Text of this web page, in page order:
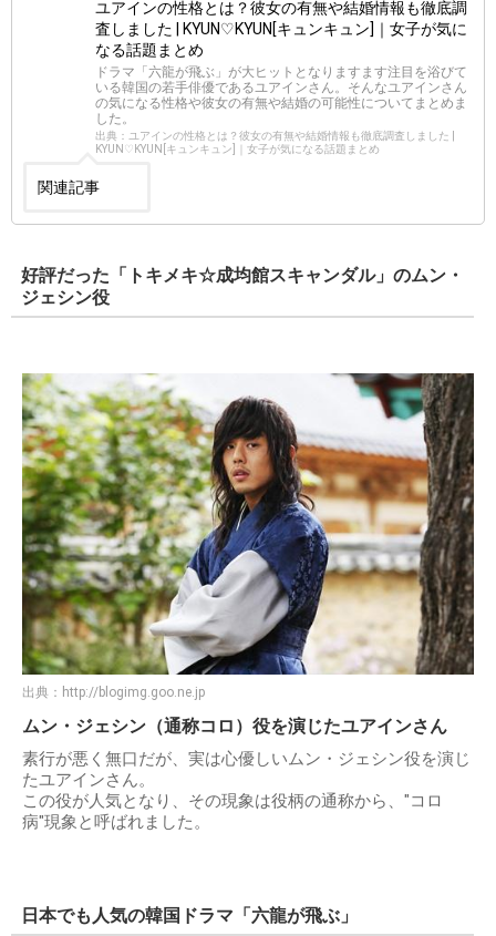
ユアインの性格とは？彼女の有無や結婚情報も徹底調
査しました | KYUN♡KYUN[キュンキュン]｜女子が気に
なる話題まとめ
ドラマ「六龍が飛ぶ」が大ヒットとなりますます注目を浴びて
いる韓国の若手俳優であるユアインさん。そんなユアインさん
の気になる性格や彼女の有無や結婚の可能性についてまとめま
した。
出典：ユアインの性格とは？彼女の有無や結婚情報も徹底調査しました |
KYUN♡KYUN[キュンキュン]｜女子が気になる話題まとめ
関連記事
好評だった「トキメキ☆成均館スキャンダル」のムン・
ジェシン役
出典： http://blogimg.goo.ne.jp
ムン・ジェシン（通称コロ）役を演じたユアインさん
素行が悪く無口だが、実は心優しいムン・ジェシン役を演じ
たユアインさん。
この役が人気となり、その現象は役柄の通称から、"コロ
病"現象と呼ばれました。
日本でも人気の韓国ドラマ「六龍が飛ぶ」